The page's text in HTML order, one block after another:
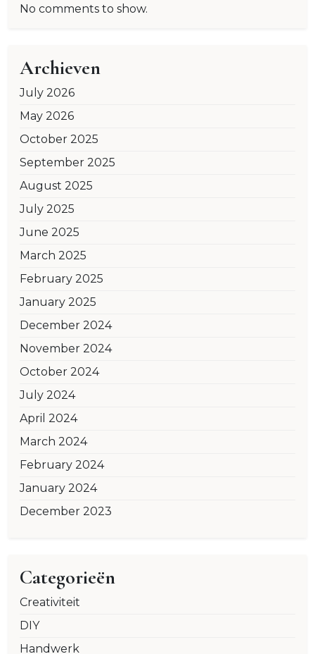
No comments to show.
Archieven
July 2026
May 2026
October 2025
September 2025
August 2025
July 2025
June 2025
March 2025
February 2025
January 2025
December 2024
November 2024
October 2024
July 2024
April 2024
March 2024
February 2024
January 2024
December 2023
Categorieën
Creativiteit
DIY
Handwerk